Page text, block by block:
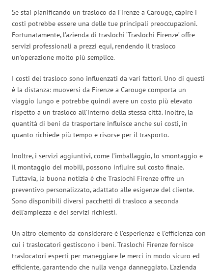
Se stai pianificando un trasloco da Firenze a Carouge, capire i
costi potrebbe essere una delle tue principali preoccupazioni.
Fortunatamente, l’azienda di traslochi ‘Traslochi Firenze’ offre
servizi professionali a prezzi equi, rendendo il trasloco
un’operazione molto più semplice.
I costi del trasloco sono influenzati da vari fattori. Uno di questi
è la distanza: muoversi da Firenze a Carouge comporta un
viaggio lungo e potrebbe quindi avere un costo più elevato
rispetto a un trasloco all’interno della stessa città. Inoltre, la
quantità di beni da trasportare influisce anche sui costi, in
quanto richiede più tempo e risorse per il trasporto.
Inoltre, i servizi aggiuntivi, come l’imballaggio, lo smontaggio e
il montaggio dei mobili, possono influire sul costo finale.
Tuttavia, la buona notizia è che Traslochi Firenze offre un
preventivo personalizzato, adattato alle esigenze del cliente.
Sono disponibili diversi pacchetti di trasloco a seconda
dell’ampiezza e dei servizi richiesti.
Un altro elemento da considerare è l’esperienza e l’efficienza con
cui i traslocatori gestiscono i beni. Traslochi Firenze fornisce
traslocatori esperti per maneggiare le merci in modo sicuro ed
efficiente, garantendo che nulla venga danneggiato. L’azienda